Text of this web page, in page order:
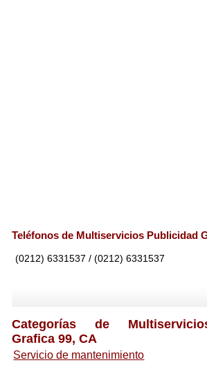
Teléfonos de Multiservicios Publicidad
(0212) 6331537 / (0212) 6331537
Categorías de
Grafica 99, CA
Servicio de mantenimiento